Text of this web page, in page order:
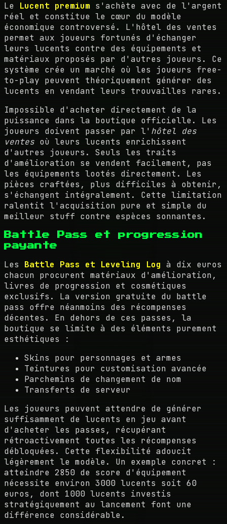
Le Lucent premium s'achète avec de l'argent
réel et constitue le cœur du modèle
économique controversé. L'hôtel des ventes
permet aux joueurs fortunés d'échanger
leurs lucents contre des équipements et
matériaux proposés par d'autres joueurs. Ce
système crée un marché où les joueurs free-
to-play peuvent théoriquement générer des
lucents en vendant leurs trouvailles rares.
Impossible d'acheter directement de la
puissance dans la boutique officielle. Les
joueurs doivent passer par l' hôtel des
ventes où leurs lucents enrichissent
d'autres joueurs. Seuls les traits
d'amélioration se vendent facilement, pas
les équipements lootés directement. Les
pièces craftées, plus difficiles à obtenir,
s'échangent intégralement. Cette limitation
ralentit l'acquisition pure et simple du
meilleur stuff contre espèces sonnantes.
Battle Pass et progression
payante
Les Battle Pass et Leveling Log à dix euros
chacun procurent matériaux d'amélioration,
livres de progression et cosmétiques
exclusifs. La version gratuite du battle
pass offre néanmoins des récompenses
décentes. En dehors de ces passes, la
boutique se limite à des éléments purement
esthétiques :
Skins pour personnages et armes
Teintures pour customisation avancée
Parchemins de changement de nom
Transferts de serveur
Les joueurs peuvent attendre de générer
suffisamment de lucents en jeu avant
d'acheter les passes, récupérant
rétroactivement toutes les récompenses
débloquées. Cette flexibilité adoucit
légèrement le modèle. Un exemple concret :
atteindre 2850 de score d'équipement
nécessite environ 3000 lucents soit 60
euros, dont 1000 lucents investis
stratégiquement au lancement font une
différence considérable.